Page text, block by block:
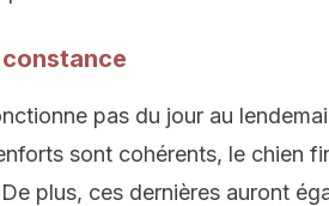
pas du jour au
sont cohérents, le chien
plus, ces dernières auront